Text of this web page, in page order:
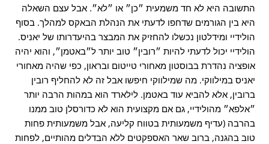
התשובה היא לא חד משמעית ״כן״ או ״לא״. אבל עצם השאלה
היא בין הגורמים שדחפו לדעתי את הנהלת הבאקס למהלך. בסוף
הולידיי ומידלטון נכשלו להחזיק את המבצר בהיעדרותו של יאניס.
הולידיי יכול לדעתי להיות ״רובין״ טוב יותר ל״באטמן״, והוא יהיה
אופציה נהדרת בבוסטון מאחורי טייטום ובראון, כפי שהיה מאחורי
יאניס במילווקי. מה שמילווקי חיפשו אבל זה לא להחליף רובין
ברובין, אלא להביא עוד באטמן. לילארד הוא במהות הרבה יותר
״אלפא״ מהולידיי, גם אם מקצועית הוא לא כדורסלן טוב ממנו
בהרבה (עדיף משמעותית בטווח קליעה, אבל משמעותית פחות
טוב בהגנה, ברוב שאר האספקטים ללא הבדלים מהותיים, לפחות